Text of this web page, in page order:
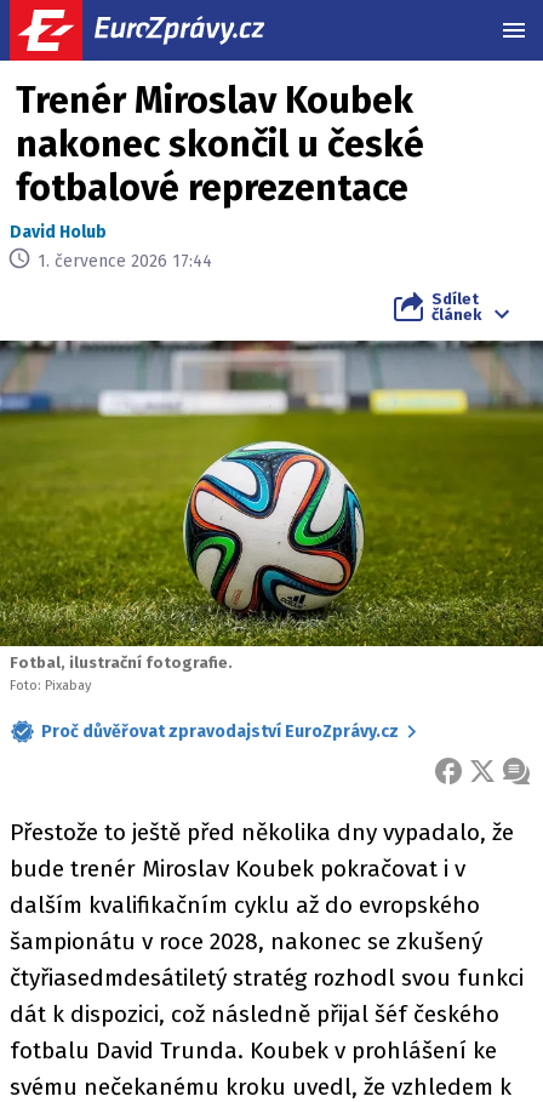
Trenér Miroslav Koubek
nakonec skončil u české
fotbalové reprezentace
David Holub
1. července 2026 17:44
Sdílet
článek
Fotbal, ilustrační fotografie.
Foto: Pixabay
Proč důvěřovat zpravodajství EuroZprávy.cz
FACEBOOK
X
Přestože to ještě před několika dny vypadalo, že
bude trenér Miroslav Koubek pokračovat i v
dalším kvalifikačním cyklu až do evropského
šampionátu v roce 2028, nakonec se zkušený
čtyřiasedmdesátiletý stratég rozhodl svou funkci
dát k dispozici, což následně přijal šéf českého
fotbalu David Trunda. Koubek v prohlášení ke
svému nečekanému kroku uvedl, že vzhledem k